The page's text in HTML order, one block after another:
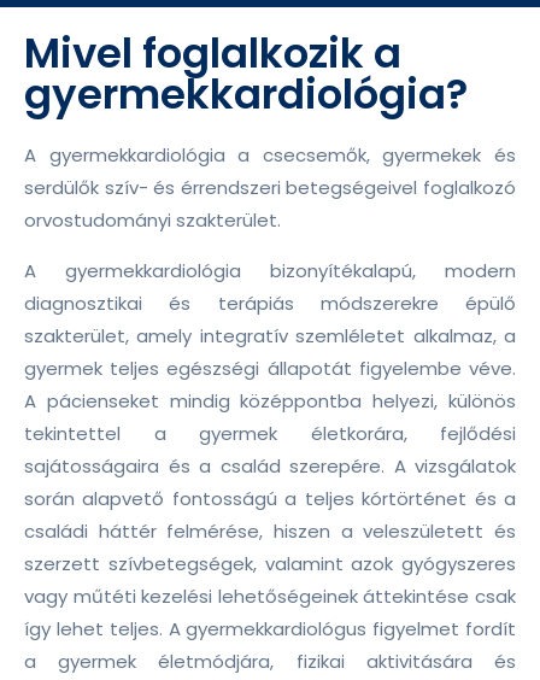
Mivel foglalkozik a
gyermekkardiológia?
A gyermekkardiológia a csecsemők, gyermekek és
serdülők szív- és érrendszeri betegségeivel foglalkozó
orvostudományi szakterület.
A gyermekkardiológia bizonyítékalapú, modern
diagnosztikai és terápiás módszerekre épülő
szakterület, amely integratív szemléletet alkalmaz, a
gyermek teljes egészségi állapotát figyelembe véve.
A pácienseket mindig középpontba helyezi, különös
tekintettel a gyermek életkorára, fejlődési
sajátosságaira és a család szerepére. A vizsgálatok
során alapvető fontosságú a teljes kórtörténet és a
családi háttér felmérése, hiszen a veleszületett és
szerzett szívbetegségek, valamint azok gyógyszeres
vagy műtéti kezelési lehetőségeinek áttekintése csak
így lehet teljes. A gyermekkardiológus figyelmet fordít
a gyermek életmódjára, fizikai aktivitására és